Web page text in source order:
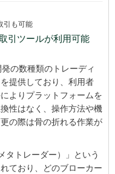
引も可能
引ツールが利用可能
の数種類のトレーディ
提供しており、利用者
よりプラットフォームを
性はなく、操作方法や機
の際は骨の折れる作業が
タトレーダー）」という
ており、どのブローカー